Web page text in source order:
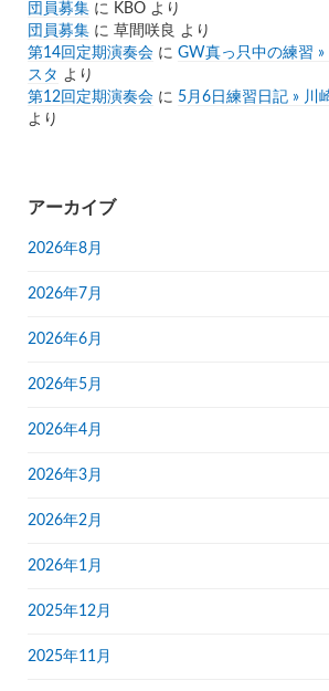
団員募集 に KBO より
団員募集 に 草間咲良 より
第14回定期演奏会 に GW真っ只中の練習
スタ より
第12回定期演奏会 に 5月6日練習日記 » 川
より
アーカイブ
2026年8月
2026年7月
2026年6月
2026年5月
2026年4月
2026年3月
2026年2月
2026年1月
2025年12月
2025年11月